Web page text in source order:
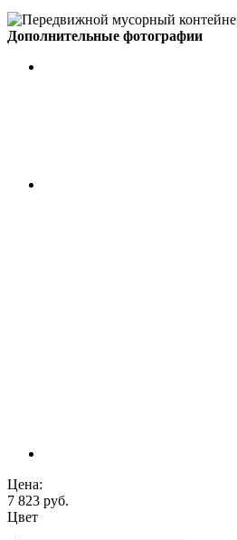
Дополнительные фотографии
Цена:
7 823 руб.
Цвет